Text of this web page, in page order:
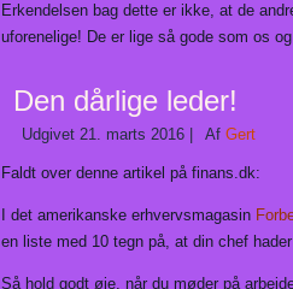
Erkendelsen bag dette er ikke, at de
uforenelige! De er lige så gode som os
Den dårlige leder!
Udgivet 21. marts 2016 Af Gert
Faldt over denne artikel på finans.dk:
I det amerikanske erhvervsmagasin
en liste med 10 tegn på, at din chef
Så hold godt øje, når du møder på